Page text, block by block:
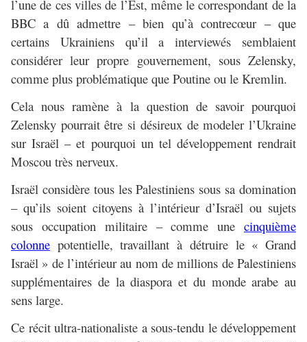
l’une de ces villes de l’Est, même le correspondant de la
BBC a dû admettre – bien qu’à contrecœur – que
certains Ukrainiens qu’il a interviewés semblaient
considérer leur propre gouvernement, sous Zelensky,
comme plus problématique que Poutine ou le Kremlin.
Cela nous ramène à la question de savoir pourquoi
Zelensky pourrait être si désireux de modeler l’Ukraine
sur Israël – et pourquoi un tel développement rendrait
Moscou très nerveux.
Israël considère tous les Palestiniens sous sa domination
– qu’ils soient citoyens à l’intérieur d’Israël ou sujets
sous occupation militaire – comme une cinquième
colonne potentielle, travaillant à détruire le « Grand
Israël » de l’intérieur au nom de millions de Palestiniens
supplémentaires de la diaspora et du monde arabe au
sens large.
Ce récit ultra-nationaliste a sous-tendu le développement